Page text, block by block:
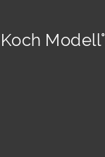
Modell°